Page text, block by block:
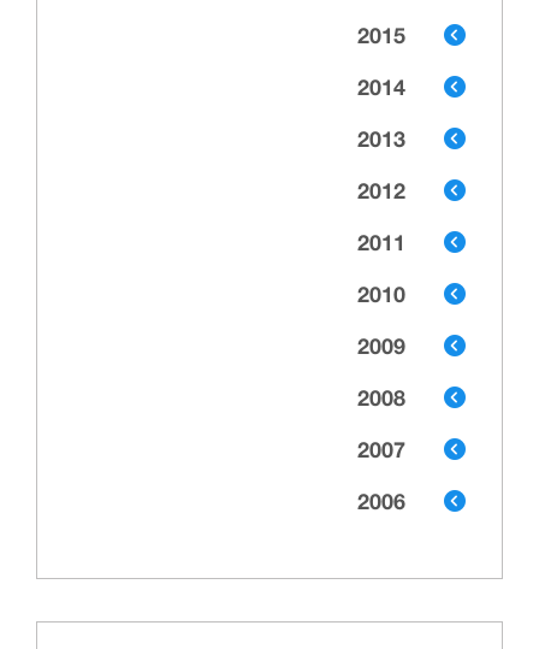
2015
2014
2013
2012
2011
2010
2009
2008
2007
2006